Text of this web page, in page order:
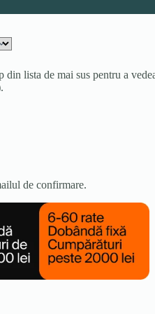
din lista de mai sus pentru a
de confirmare.